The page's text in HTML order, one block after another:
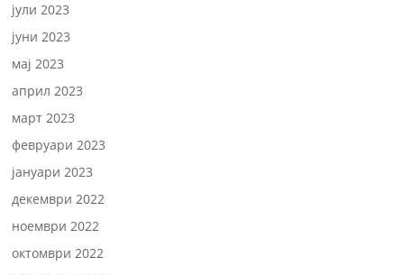
јули 2023
јуни 2023
мај 2023
април 2023
март 2023
февруари 2023
јануари 2023
декември 2022
ноември 2022
октомври 2022